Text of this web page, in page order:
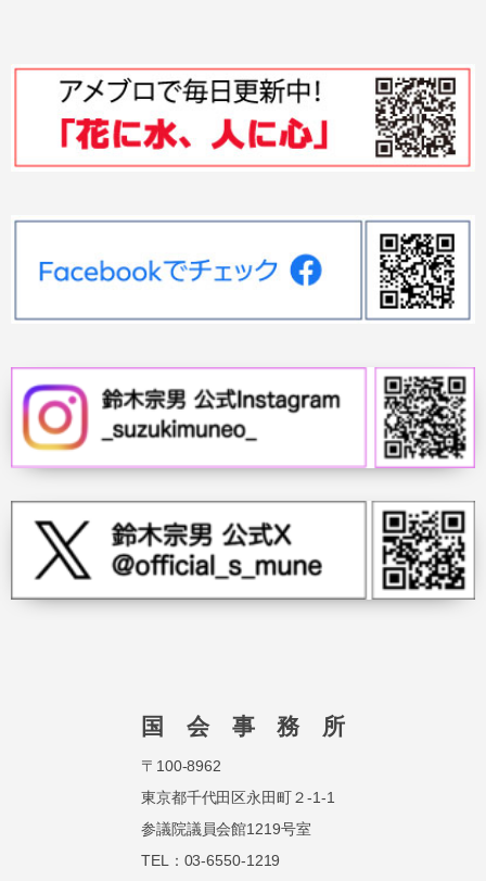
国 会 事 務 所
〒100-8962
東京都千代田区永田町２-1-1
参議院議員会館1219号室
TEL：03-6550-1219